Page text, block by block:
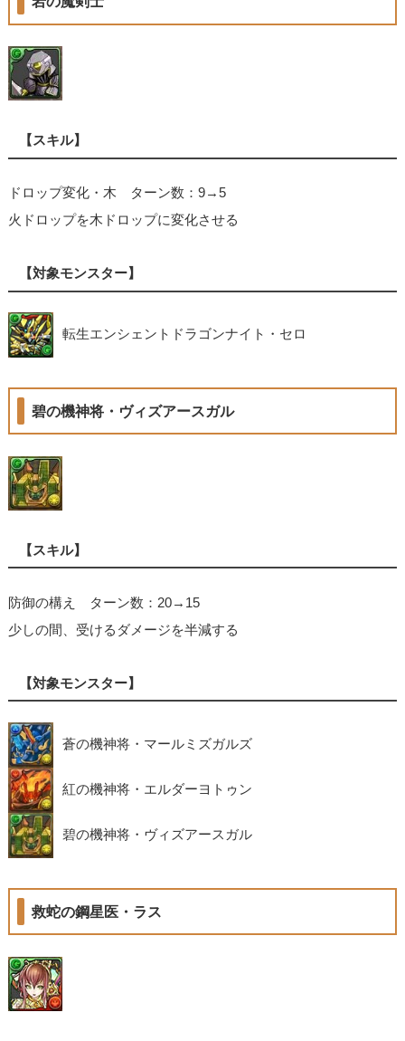
【スキル】
ドロップ変化・木 ターン数：9→5
火ドロップを木ドロップに変化させる
【対象モンスター】
転生エンシェントドラゴンナイト・セロ
碧の機神将・ヴィズアースガル
【スキル】
防御の構え ターン数：20→15
少しの間、受けるダメージを半減する
【対象モンスター】
蒼の機神将・マールミズガルズ
紅の機神将・エルダーヨトゥン
碧の機神将・ヴィズアースガル
救蛇の鋼星医・ラス